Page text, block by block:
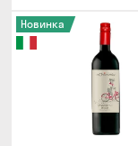
Новинка